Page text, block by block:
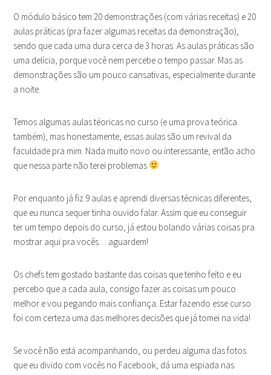
O módulo básico tem 20 demonstrações (com várias receitas) e 20
aulas práticas (pra fazer algumas receitas da demonstração),
sendo que cada uma dura cerca de 3 horas. As aulas práticas são
uma delícia, porque você nem percebe o tempo passar. Mas as
demonstrações são um pouco cansativas, especialmente durante
a noite.
Temos algumas aulas téoricas no curso (e uma prova teórica
também), mas honestamente, essas aulas são um revival da
faculdade pra mim. Nada muito novo ou interessante, então acho
que nessa parte não terei problemas
Por enquanto já fiz 9 aulas e aprendi diversas técnicas diferentes,
que eu nunca sequer tinha ouvido falar. Assim que eu conseguir
ter um tempo depois do curso, já estou bolando várias coisas pra
mostrar aqui pra vocês… aguardem!
Os chefs tem gostado bastante das coisas que tenho feito e eu
percebo que a cada aula, consigo fazer as coisas um pouco
melhor e vou pegando mais confiança. Estar fazendo esse curso
foi com certeza uma das melhores decisões que já tomei na vida!
Se você não está acompanhando, ou perdeu alguma das fotos
que eu divido com vocês no Facebook, dá uma espiada nas